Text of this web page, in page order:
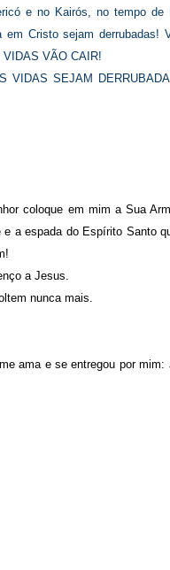
e no Kairós, no tempo de
Cristo sejam derrubadas!
VÃO CAIR!
VIDAS SEJAM
coloque em mim a Sua
a espada do Espírito Santo
a Jesus.
nunca mais.
ama e se entregou por mim: